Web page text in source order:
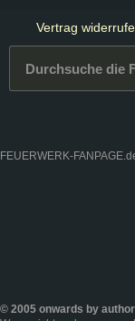
Vertrag
FEUERWERK-
© 2005 onwards by